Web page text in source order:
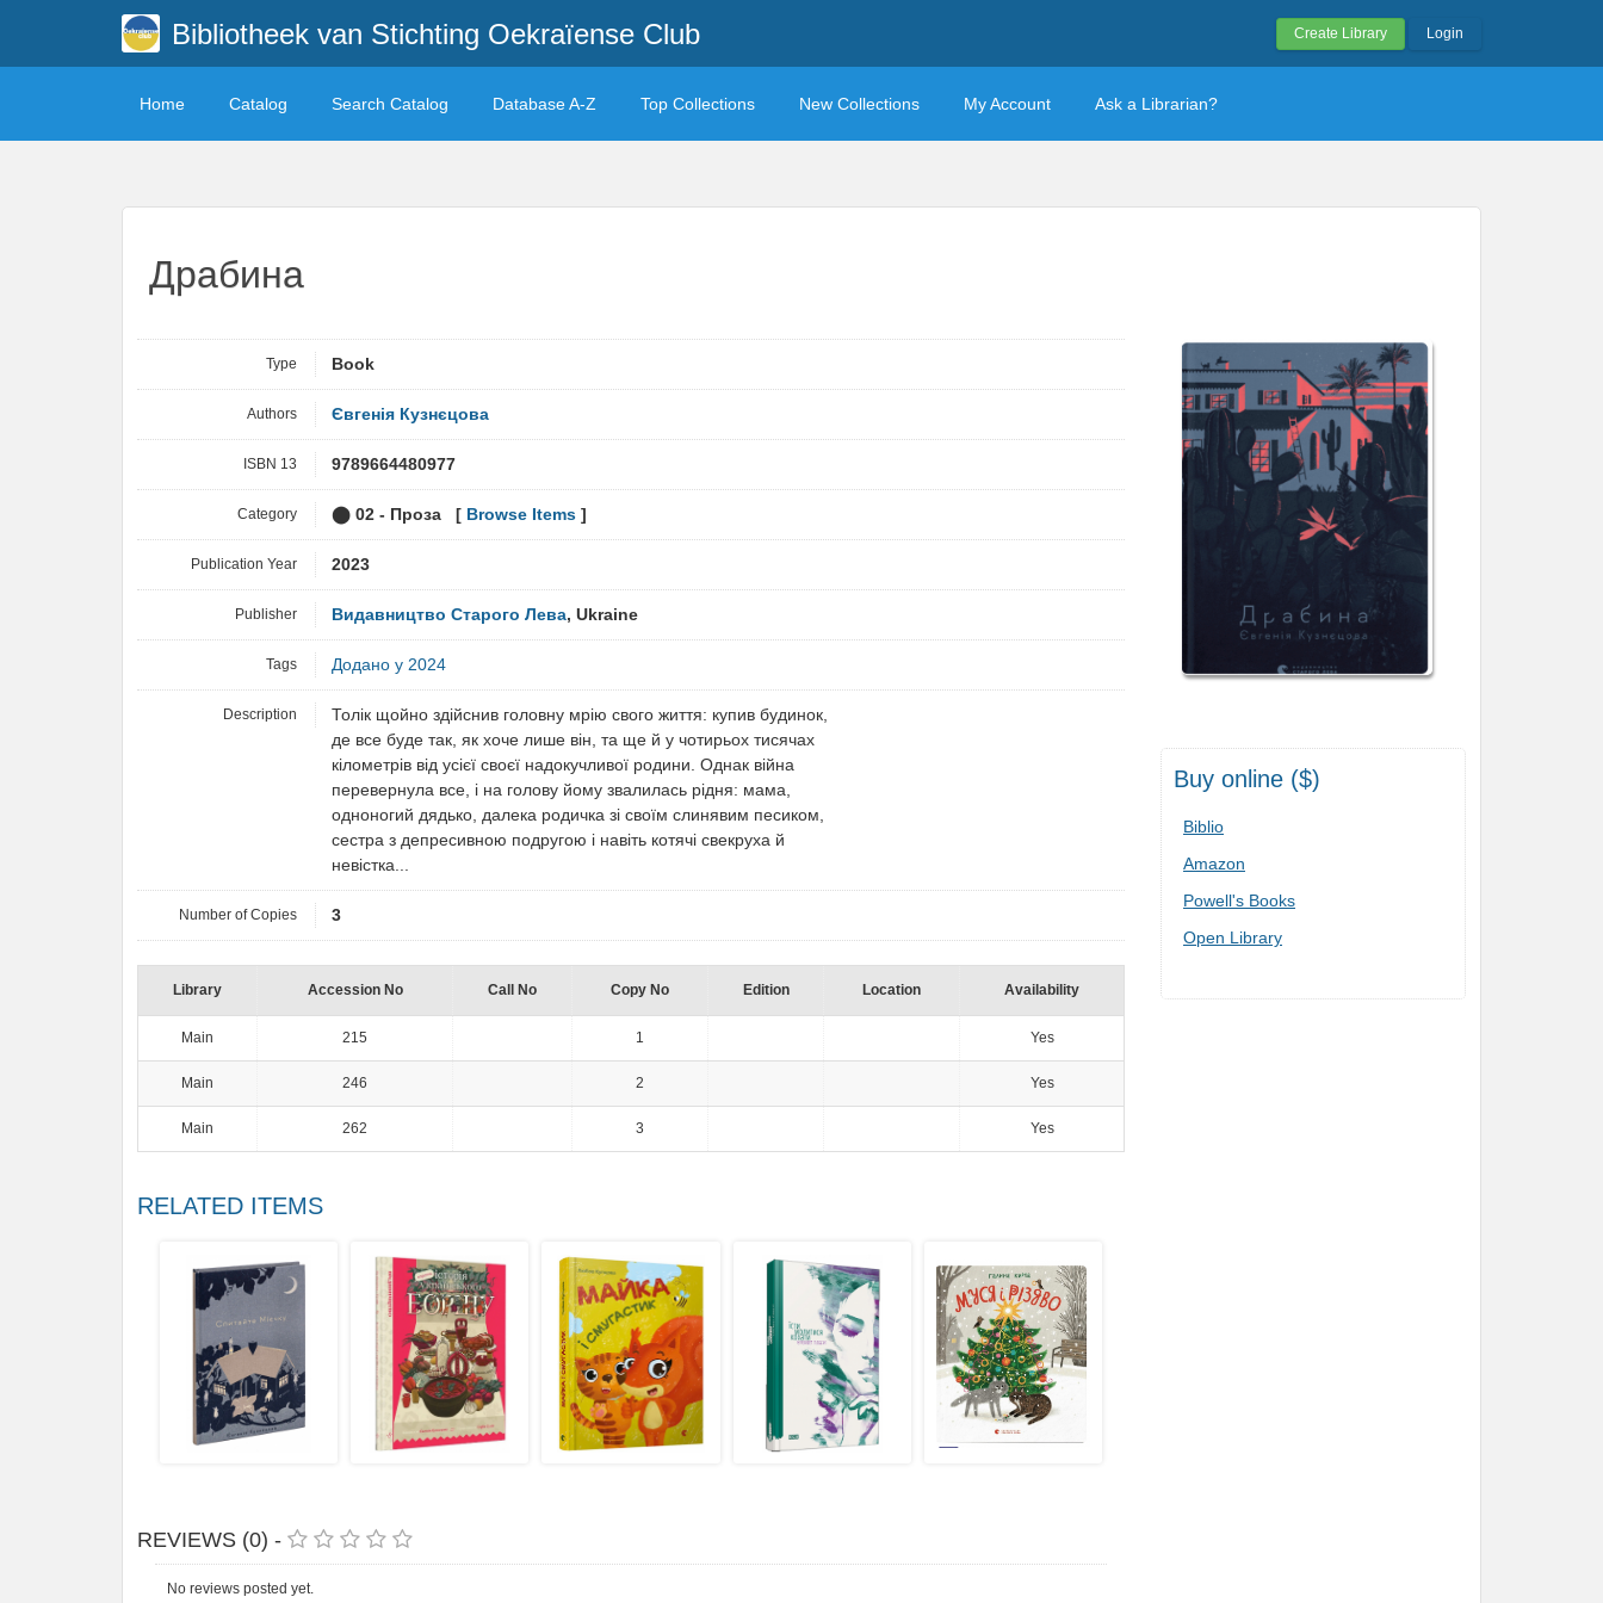
Bibliotheek van Stichting Oekraïense Club Create Library Login
Home Catalog Search Catalog Database A-Z Top Collections New Collections My Account Ask a Librarian?
Драбина
Buy online ($)
Biblio
Amazon
Powell's Books
Open Library
Type Book
Authors Євгенія Кузнєцова
ISBN 13 9789664480977
Category ⬤ 02 - Проза [ Browse Items ]
Publication Year 2023
Publisher Видавництво Старого Лева, Ukraine
Tags Додано у 2024
Description
Толік щойно здійснив головну мрію свого життя: купив будинок,
де все буде так, як хоче лише він, та ще й у чотирьох тисячах
кілометрів від усієї своєї надокучливої родини. Однак війна
перевернула все, і на голову йому звалилась рідня: мама,
одноногий дядько, далека родичка зі своїм слинявим песиком,
сестра з депресивною подругою і навіть котячі свекруха й
невістка...
Number of Copies 3
Library Accession No Call No Copy No Edition Location Availability
Main 215 1 Yes
Main 246 2 Yes
Main 262 3 Yes
RELATED ITEMS
REVIEWS (0) -
No reviews posted yet.